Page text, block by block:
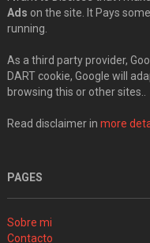
Ads on the site. It Pays
running.
As a third party provider,
DART cookie, Google will
browsing this or other sites..
Read disclaimer in more
PAGES
Sobre mi
Contacto